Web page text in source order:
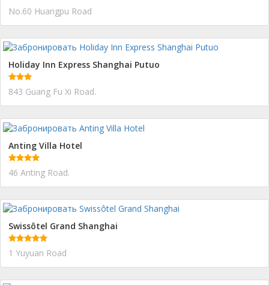
No.60 Huangpu Road
Holiday Inn Express Shanghai Putuo
843 Guang Fu Xi Road.
Anting Villa Hotel
46 Anting Road.
Swissôtel Grand Shanghai
1 Yuyuan Road